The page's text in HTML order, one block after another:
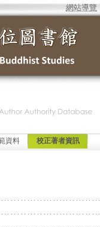
網站導覽
資料 校正著者資訊